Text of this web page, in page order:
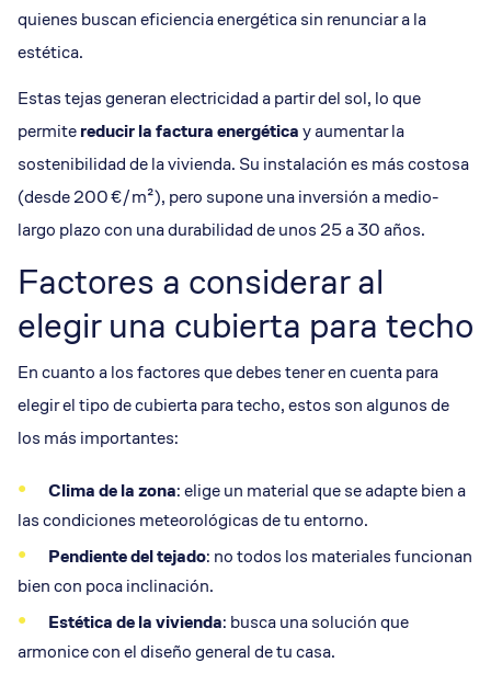
quienes buscan eficiencia energética sin renunciar a la
estética.
Estas tejas generan electricidad a partir del sol, lo que
permitereducir la factura energéticay aumentar la
sostenibilidad de la vivienda. Su instalación es más costosa
(desde 200 €/m²), pero supone una inversión a medio-
largo plazo con una durabilidad de unos 25 a 30 años.
Factores a considerar al
elegir una cubierta para techo
En cuanto a los factores que debes tener en cuenta para
elegir el tipo de cubierta para techo, estos son algunos de
los más importantes:
Clima de la zona: elige un material que se adapte bien a
las condiciones meteorológicas de tu entorno.
Pendiente del tejado: no todos los materiales funcionan
bien con poca inclinación.
Estética de la vivienda: busca una solución que
armonice con el diseño general de tu casa.